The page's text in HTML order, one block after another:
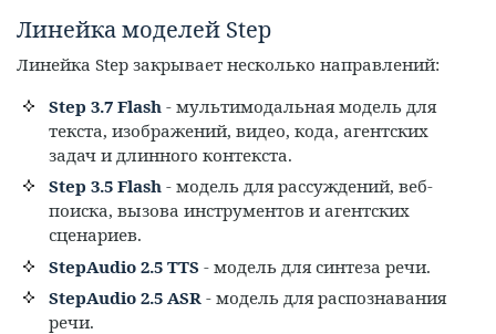
Линейка моделей Step
Линейка Step закрывает несколько направлений:
Step 3.7 Flash - мультимодальная модель для
текста, изображений, видео, кода, агентских
задач и длинного контекста.
Step 3.5 Flash - модель для рассуждений, веб-
поиска, вызова инструментов и агентских
сценариев.
StepAudio 2.5 TTS - модель для синтеза речи.
StepAudio 2.5 ASR - модель для распознавания
речи.